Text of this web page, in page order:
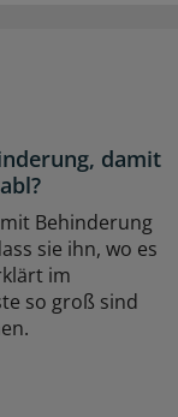
damit
Behinderung
sie ihn, wo es
im
so groß sind